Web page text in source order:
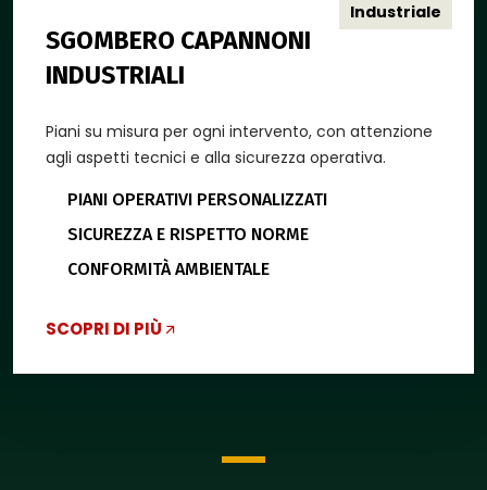
SGOMBERO CAPANNONI
INDUSTRIALI
Piani su misura per ogni intervento, con attenzione
agli aspetti tecnici e alla sicurezza operativa.
PIANI OPERATIVI PERSONALIZZATI
SICUREZZA E RISPETTO NORME
CONFORMITÀ AMBIENTALE
SCOPRI DI PIÙ
Industriale